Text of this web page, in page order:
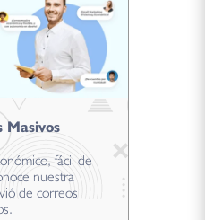
Masivos
fácil de
nuestra
de correos